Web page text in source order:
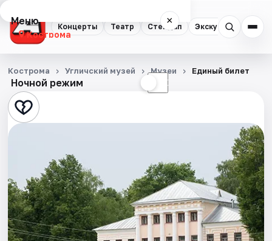
Концерты Театр Стендап Экскурсии
Меню ×
Кострома
Концерты
Театр
Стендап
События
Города
Ночной режим ☾
Кострома Угличский музей Музеи Единый билет